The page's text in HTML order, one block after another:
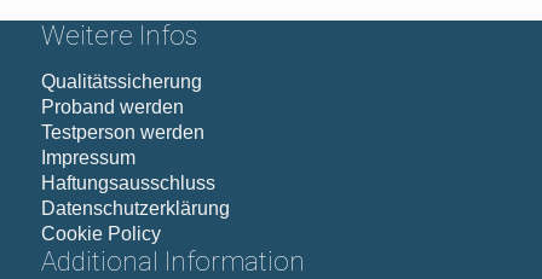
Weitere Infos
Qualitätssicherung
Proband werden
Testperson werden
Impressum
Haftungsausschluss
Datenschutzerklärung
Cookie Policy
Additional Information